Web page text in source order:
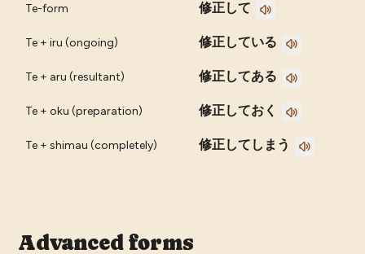
Te-form 修正して
Te + iru (ongoing) 修正している
Te + aru (resultant) 修正してある
Te + oku (preparation) 修正しておく
Te + shimau (completely) 修正してしまう
Advanced forms